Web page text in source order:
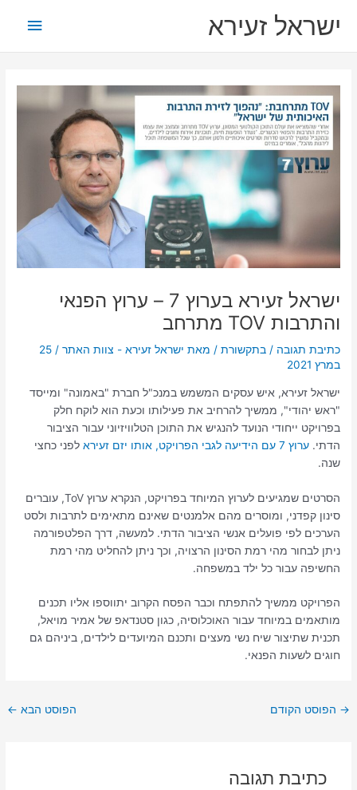
לתוכןישראל זעירא
ראשי
ישראל זעירא בערוץ 7 – ערוץ הפנאי
והתרבות TOV מתרחב
כתיבת תגובה /בתקשורת / מאת ישראל זעירא - צוות האתר/
25
במרץ 2021
ישראל זעירא, איש עסקים המשמש במנכ"ל חברת "באמונה" ומייסד
"ראש יהודי", ממשיך להרחיב את פעילותו וכעת הוא לוקח חלק
בפרויקט ייחודי הנועד להנגיש את התוכן הטלוויזיוני עבור הציבור
הדתי.ערוץ 7 עם הידיעה לגבי הפרויקט, אותו יזם זעירא
לפני כחצי
שנה.
הסרטים שמגיעים לערוץ המיוחד בפרויקט, הנקרא ערוץ ToV, עוברים
סינון קפדני, ומוסרים מהם אלמנטים שאינם מתאימים לתרבות ולסט
הערכים לפי פועלים אנשי הציבור הדתי. למעשה, דרך הפלטפורמה
ניתן לבחור מהי רמת הסינון הרצויה, וכך ניתן להחליט מהי רמת
החשיפה עבור כל ילד במשפחה.
הפרויקט ממשיך להתפתח וכבר הפסח הקרוב יתווספו אליו תכנים
מותאמים במיוחד עבור האוכלוסיה, כגון סטנדאפ של אמיר מויאל,
תכנית שתיצור שיח נשי מעצים ותכנם המיועדים לילדים, ביניהם גם
חוגים לשעות הפנאי.
→ הפוסט הקודם הפוסט הבא ←
כתיבת תגובה